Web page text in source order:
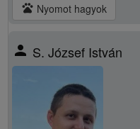
pets Nyomot hagyok
person S. József István